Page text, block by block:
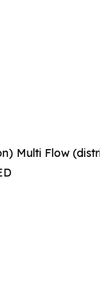
Multi Flow